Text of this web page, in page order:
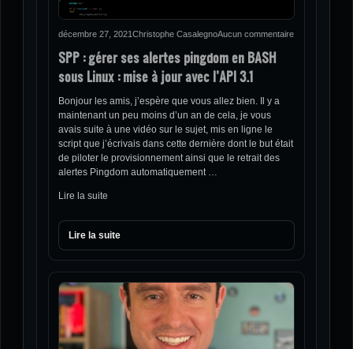
décembre 27, 2021Christophe CasalegnoAucun commentaire
SPP : gérer ses alertes pingdom en BASH
sous Linux : mise à jour avec l’API 3.1
Bonjour les amis, j’espère que vous allez bien. Il y a
maintenant un peu moins d’un an de cela, je vous
avais suite à une vidéo sur le sujet, mis en ligne le
script que j’écrivais dans cette dernière dont le but était
de piloter le provisionnement ainsi que le retrait des
alertes Pingdom automatiquement …
Lire la suite
Lire la suite